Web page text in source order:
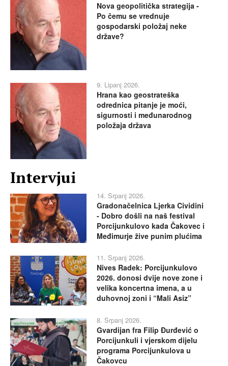
Nova geopolitička strategija -
Po čemu se vrednuje
gospodarski položaj neke
države?
9. Lipanj 2026.
Hrana kao geostrateška
odrednica pitanje je moći,
sigurnosti i međunarodnog
položaja država
Intervjui
14. Srpanj 2026.
Gradonačelnica Ljerka Cividini
- Dobro došli na naš festival
Porcijunkulovo kada Čakovec i
Međimurje žive punim plućima
11. Srpanj 2026.
Nives Radek: Porcijunkulovo
2026. donosi dvije nove zone i
velika koncertna imena, a u
duhovnoj zoni i “Mali Asiz”
8. Srpanj 2026.
Gvardijan fra Filip Đurđević o
Porcijunkuli i vjerskom dijelu
programa Porcijunkulova u
Čakovcu